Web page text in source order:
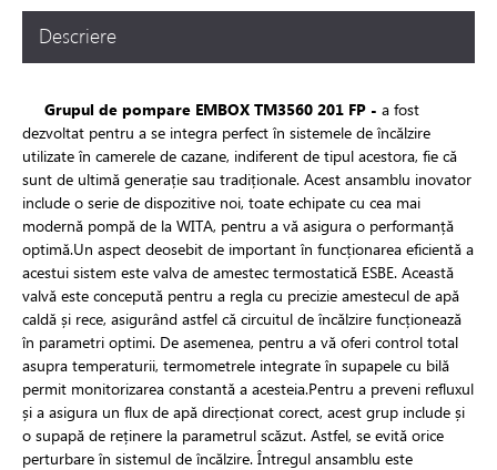
Descriere
Grupul de pompare EMBOX TM3560 201 FP - a fost
dezvoltat pentru a se integra perfect în sistemele de încălzire
utilizate în camerele de cazane, indiferent de tipul acestora, fie că
sunt de ultimă generație sau tradiționale. Acest ansamblu inovator
include o serie de dispozitive noi, toate echipate cu cea mai
modernă pompă de la WITA, pentru a vă asigura o performanță
optimă.Un aspect deosebit de important în funcționarea eficientă a
acestui sistem este valva de amestec termostatică ESBE. Această
valvă este concepută pentru a regla cu precizie amestecul de apă
caldă și rece, asigurând astfel că circuitul de încălzire funcționează
în parametri optimi. De asemenea, pentru a vă oferi control total
asupra temperaturii, termometrele integrate în supapele cu bilă
permit monitorizarea constantă a acesteia.Pentru a preveni refluxul
și a asigura un flux de apă direcționat corect, acest grup include și
o supapă de reținere la parametrul scăzut. Astfel, se evită orice
perturbare în sistemul de încălzire. Întregul ansamblu este